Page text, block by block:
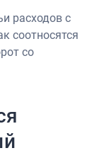
расходов с
соотносятся
со